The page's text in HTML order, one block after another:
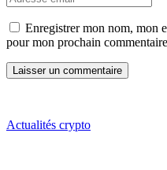
Enregistrer mon nom, mon
pour mon prochain
Actualités crypto